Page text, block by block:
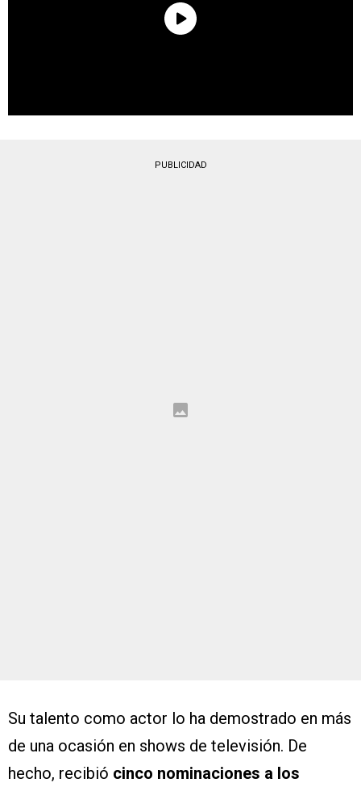
PUBLICIDAD
Su talento como actor lo ha demostrado en más
de una ocasión en shows de televisión. De
hecho, recibió cinco nominaciones a los